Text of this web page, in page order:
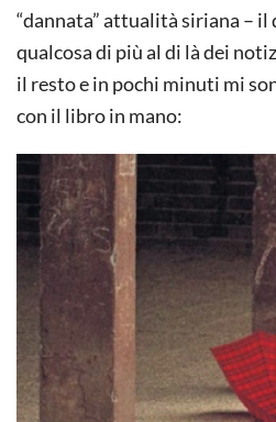
“dannata” attualità siriana –
qualcosa di più al di là dei
il resto e in pochi minuti mi
con il libro in mano: